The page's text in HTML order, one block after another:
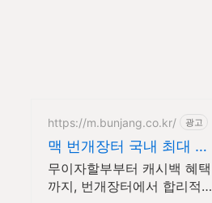
https://m.bunjang.co.kr/ 광고
맥 번개장터 국내 최대 브
랜드 중고거래
무이자할부부터 캐시백 혜택
까지, 번개장터에서 합리적으